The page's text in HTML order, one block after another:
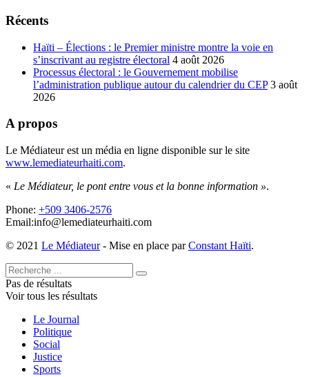
Récents
Haïti – Élections : le Premier ministre montre la voie en
s’inscrivant au registre électoral 4 août 2026
Processus électoral : le Gouvernement mobilise
l’administration publique autour du calendrier du CEP 3 août
2026
A propos
Le Médiateur est un média en ligne disponible sur le site
www.lemediateurhaiti.com.
« Le Médiateur, le pont entre vous et la bonne information ».
Phone: +509 3406-2576
Email:info@lemediateurhaiti.com
© 2021 Le Médiateur- Mise en place parConstant Haïti.
Pas de résultats
Voir tous les résultats
Le Journal
Politique
Social
Justice
Sports